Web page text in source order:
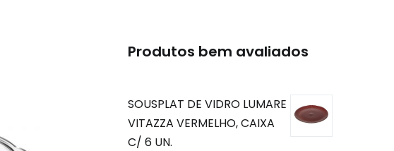
Produtos bem avaliados
SOUSPLAT DE VIDRO LUMARE
VITAZZA VERMELHO, CAIXA
C/ 6 UN.